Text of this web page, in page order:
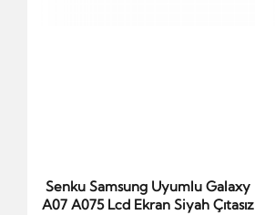
Sepete Ekle
Senku Samsung Uyumlu Galaxy
A07 A075 Lcd Ekran Siyah Çıtasız